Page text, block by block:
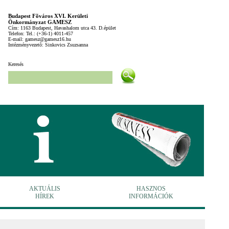
Budapest Fõváros XVI. Kerületi
Önkormányzat GAMESZ
Cím: 1163 Budapest, Havashalom utca 43. D.épület
Telefon: Tel.: (+36-1) 4011-457
E-mail: gamesz@gamesz16.hu
Intézményvezetõ: Sinkovics Zsuzsanna
Keresés
AKTUÁLIS
HÍREK
HASZNOS
INFORMÁCIÓK